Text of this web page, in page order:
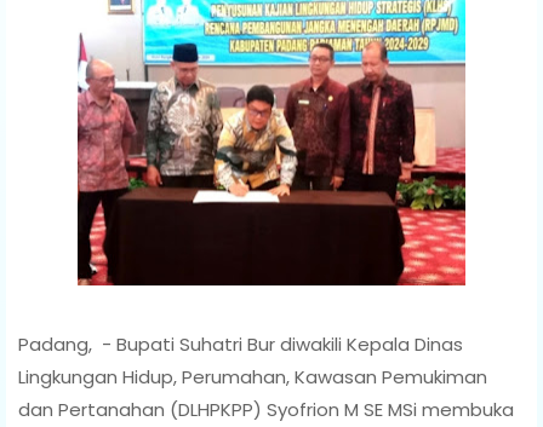
Padang, - Bupati Suhatri Bur diwakili Kepala Dinas
Lingkungan Hidup, Perumahan, Kawasan Pemukiman
dan Pertanahan (DLHPKPP) Syofrion M SE MSi membuka